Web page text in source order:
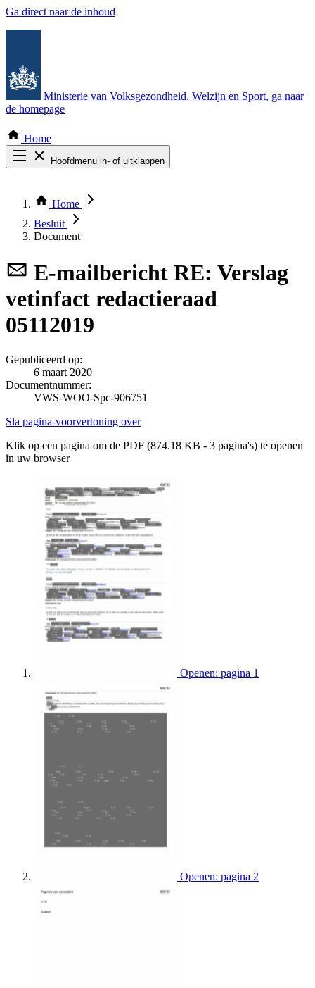
Ga direct naar de inhoud
Ministerie van Volksgezondheid, Welzijn en Sport, ga naar
de homepage
Home
Hoofdmenu in- of uitklappen
Thema COVID-19
Bekijk per bestuursorgaan
Home
Besluit
Document
E-mailbericht RE: Verslag
vetinfact redactieraad
05112019
Gepubliceerd op:
6 maart 2020
Documentnummer:
VWS-WOO-Spc-906751
Sla pagina-voorvertoning over
Klik op een pagina om de PDF (874.18 KB - 3 pagina's) te openen
in uw browser
Openen: pagina 1
Openen: pagina 2